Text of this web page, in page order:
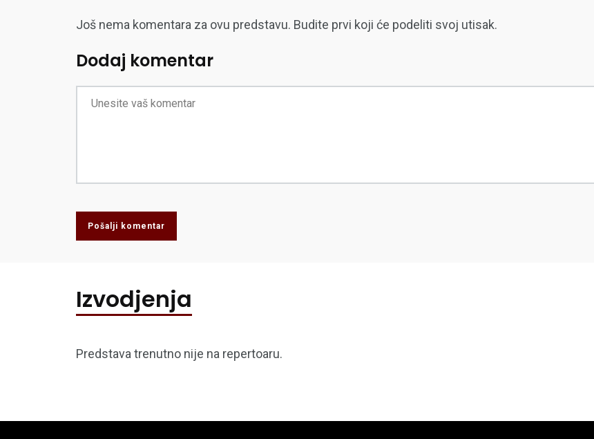
Još nema komentara za ovu predstavu. Budite prvi koji će podeliti svoj utisak.
Dodaj komentar
Pošalji komentar
Izvodjenja
Predstava trenutno nije na repertoaru.